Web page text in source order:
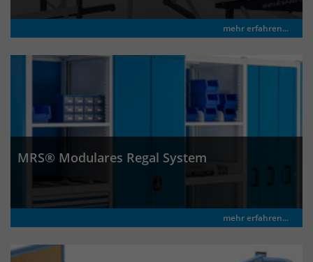
mehr erfahren...
MRS® Modulares Regal System
mehr erfahren...